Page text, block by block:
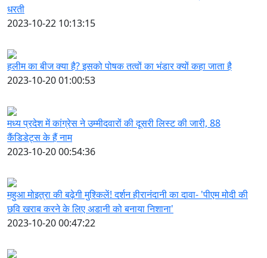
धरती
2023-10-22 10:13:15
हलीम का बीज क्या है? इसको पोषक तत्वों का भंडार क्यों कहा जाता है
2023-10-20 01:00:53
मध्य प्रदेश में कांग्रेस ने उम्मीदवारों की दूसरी लिस्ट की जारी, 88
कैंडिडेट्स के हैं नाम
2023-10-20 00:54:36
महुआ मोइत्रा की बढ़ेगी मुश्किलें! दर्शन हीरानंदानी का दावा- 'पीएम मोदी की
छवि खराब करने के लिए अडानी को बनाया निशाना'
2023-10-20 00:47:22